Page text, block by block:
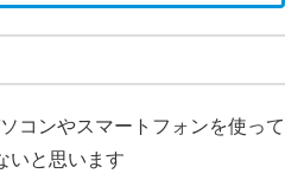
コンやスマートフォンを使って
いと思います